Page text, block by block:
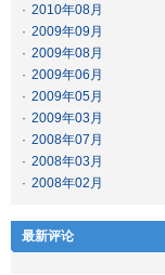
· 2010年08月
· 2009年09月
· 2009年08月
· 2009年06月
· 2009年05月
· 2009年03月
· 2008年07月
· 2008年03月
· 2008年02月
最新评论